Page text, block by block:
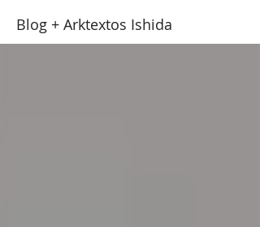
Blog + Arktextos Ishida